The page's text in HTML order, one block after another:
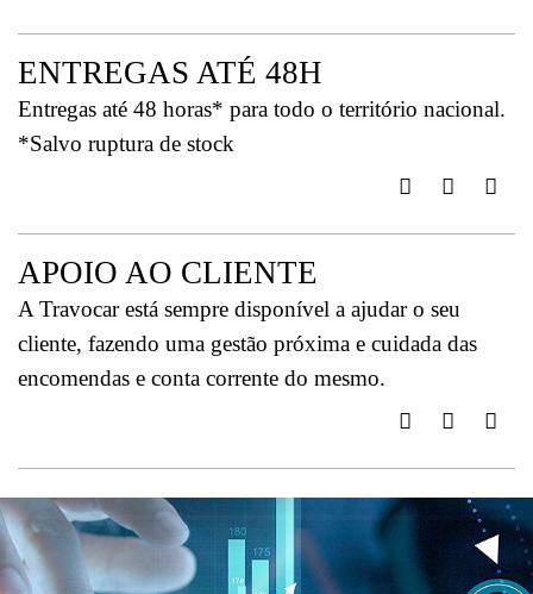
ENTREGAS ATÉ 48H
Entregas até 48 horas* para todo o território nacional.
*Salvo ruptura de stock
APOIO AO CLIENTE
A Travocar está sempre disponível a ajudar o seu
cliente, fazendo uma gestão próxima e cuidada das
encomendas e conta corrente do mesmo.